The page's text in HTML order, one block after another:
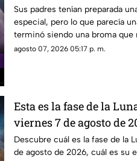
inolvidable
Sus padres tenían preparada
especial, pero lo que parecía
terminó siendo una broma que
reacción de su hijo asi quedó
agosto 07, 2026 05:17 p. m.
Esta es la fase de la
viernes 7 de agosto de
verá el astro durante la
Descubre cuál es la fase de la
de agosto de 2026, cuál es su